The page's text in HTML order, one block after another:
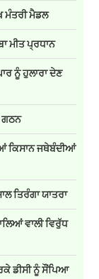
ਮੰਤਰੀ ਮੈਡਲ
ਮੀਤ ਪ੍ਰਧਾਨ
ਨੂੰ ਹੁਲਾਰਾ ਦੇਣ
ਗਠਨ
ਕਿਸਾਨ ਜਥੇਬੰਦੀਆਂ
ਤਿਰੰਗਾ ਯਾਤਰਾ
ਵਾਲੀ ਵਿਰੁੱਧ
ਡੀਸੀ ਨੂੰ ਸੌਂਪਿਆ